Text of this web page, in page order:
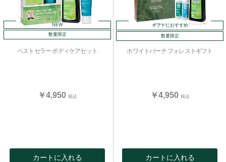
NEW
数量限定
ベストセラー ボディケアセット
￥4,950 税込
カートに入れる
ギフトにおすすめ
数量限定
ホワイトバーチ フォレストギフト
￥4,950 税込
カートに入れる